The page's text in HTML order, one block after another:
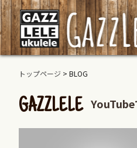
トップページ > BLOG
GAZZLELE